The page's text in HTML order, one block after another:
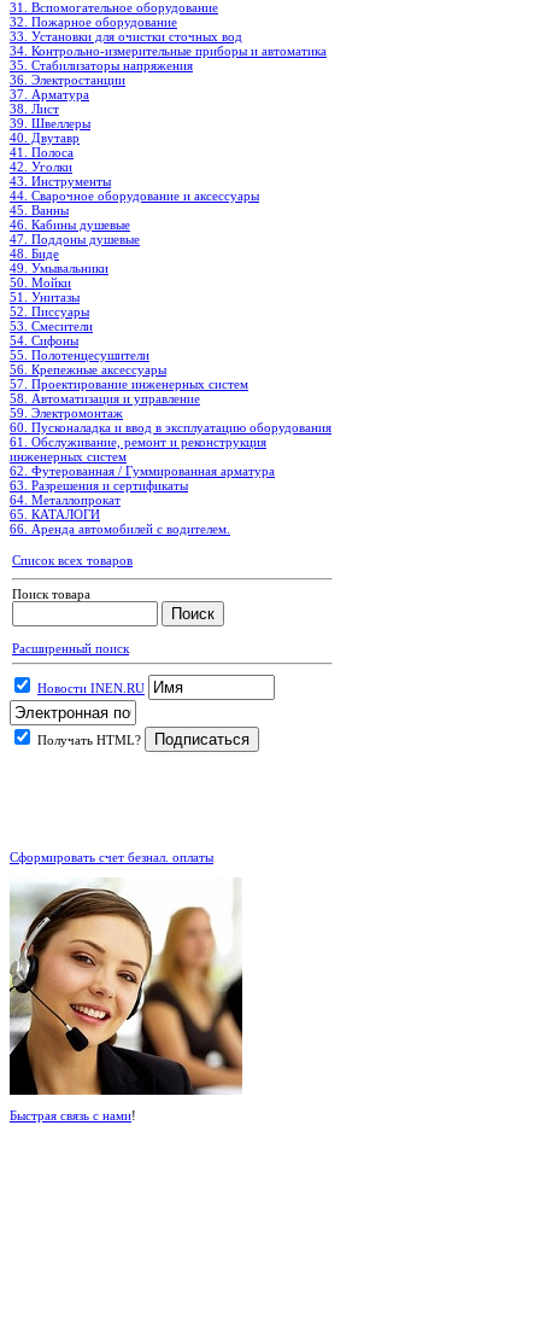
31. Вспомогательное оборудование
32. Пожарное оборудование
33. Установки для очистки сточных вод
34. Контрольно-измерительные приборы и автоматика
35. Стабилизаторы напряжения
36. Электростанции
37. Арматура
38. Лист
39. Швеллеры
40. Двутавр
41. Полоса
42. Уголки
43. Инструменты
44. Сварочное оборудование и аксессуары
45. Ванны
46. Кабины душевые
47. Поддоны душевые
48. Биде
49. Умывальники
50. Мойки
51. Унитазы
52. Писсуары
53. Смесители
54. Сифоны
55. Полотенцесушители
56. Крепежные аксессуары
57. Проектирование инженерных систем
58. Автоматизация и управление
59. Электромонтаж
60. Пусконаладка и ввод в эксплуатацию оборудования
61. Обслуживание, ремонт и реконструкция
инженерных систем
62. Футерованная / Гуммированная арматура
63. Разрешения и сертификаты
64. Металлопрокат
65. КАТАЛОГИ
66. Аренда автомобилей с водителем.
Список всех товаров
Поиск товара
Расширенный поиск
Новости INEN.RU
Получать HTML?
Сформировать счет безнал. оплаты
Быстрая связь с нами!